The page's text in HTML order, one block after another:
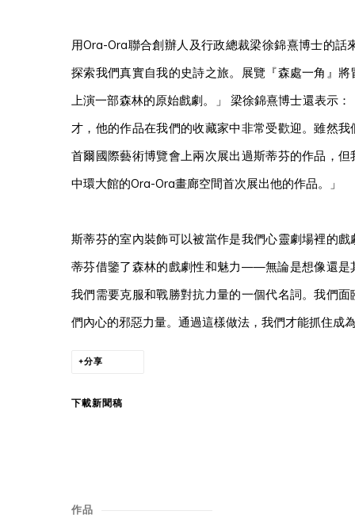
用Ora-Ora聯合創辦人及行政總裁梁徐錦熹博士的話
探索我們真實自我的史詩之旅。展覽『森處一角』
上演一部森林的原始戲劇。」 梁徐錦熹博士還表示：
才，他的作品在我們的收藏家中非常受歡迎。雖然
首爾國際藝術博覽會上兩次展出過斯蒂芬的作品，
中環大館的Ora-Ora畫廊空間首次展出他的作品。」
斯蒂芬的室內裝飾可以被當作是我們心靈劇場裡的
蒂芬借鑒了森林的戲劇性和魅力——無論是想像還是
我們需要克服和戰勝對抗力量的一個代名詞。我們
們內心的邪惡力量。通過這樣做法，我們才能抓住成
分享
下載新聞稿
作品